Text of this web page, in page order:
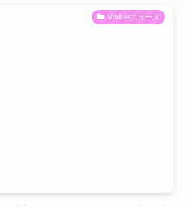
Vtuberニュース